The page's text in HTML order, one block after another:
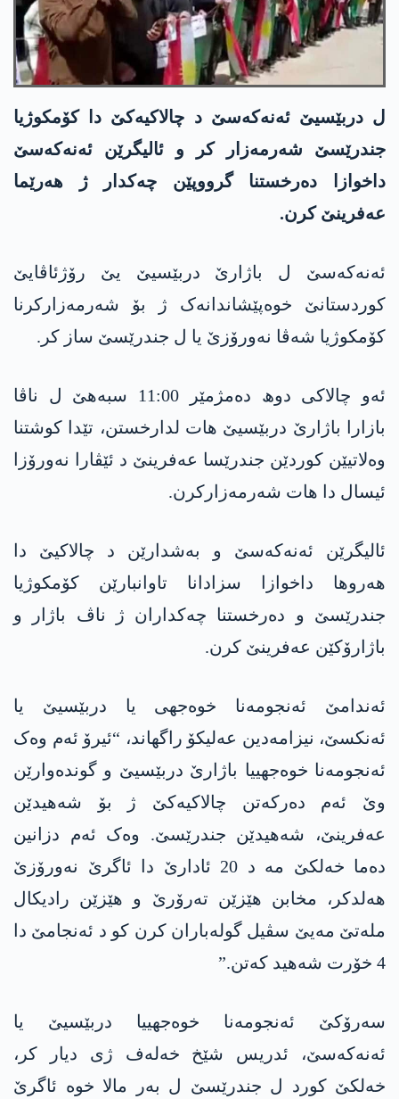
ل دربێسیێ ئەنەکەسێ د چالاکیەکێ دا کۆمکوژیا
جندرێسێ شەرمەزار کر و ئالیگرێن ئەنەکەسێ
داخوازا دەرخستنا گرووپێن چەکدار ژ ھەرێما
عەفرینێ کرن.
ئەنەکەسێ ل باژارێ دربێسیێ یێ رۆژئاڤایێ
کوردستانێ خوەپێشاندانەک ژ بۆ شەرمەزارکرنا
کۆمکوژیا شەڤا نەورۆزێ یا ل جندرێسێ ساز کر.
ئەو چالاکی دوھ دەمژمێر 11:00 سبەھێ ل ناڤا
بازارا باژارێ دربێسیێ ھات لدارخستن، تێدا کوشتنا
وەلاتیێن کوردێن جندرێسا عەفرینێ د ئێڤارا نەورۆزا
ئیسال دا ھات شەرمەزارکرن.
ئالیگرێن ئەنەکەسێ و بەشدارێن د چالاکیێ دا
ھەروھا داخوازا سزادانا تاوانبارێن کۆمکوژیا
جندرێسێ و دەرخستنا چەکداران ژ ناڤ باژار و
باژارۆکێن عەفرینێ کرن.
ئەندامێ ئەنجومەنا خوەجھی یا دربێسیێ یا
ئەنکسێ، نیزامەدین عەلیکۆ راگھاند، “ئیرۆ ئەم وەک
ئەنجومەنا خوەجھییا باژارێ دربێسیێ و گوندەوارێن
وێ ئەم دەرکەتن چالاکیەکێ ژ بۆ شەھیدێن
عەفرینێ، شەھیدێن جندرێسێ. وەک ئەم دزانین
دەما خەلکێ مە د 20 ئادارێ دا ئاگرێ نەورۆزێ
هەلدکر، مخابن ھێزێن تەرۆرێ و ھێزێن رادیکال
ملەتێ مەیێ سڤیل گولەباران کرن کو د ئەنجامێ دا
4 خۆرت شەھید کەتن.”
سەرۆکێ ئەنجومەنا خوەجھییا دربێسیێ یا
ئەنەکەسێ، ئدریس شێخ خەلەف ژی دیار کر،
خەلکێ کورد ل جندرێسێ ل بەر مالا خوە ئاگرێ